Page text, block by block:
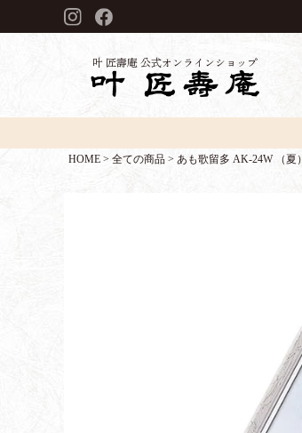
叶 匠壽庵 公式オンラインショップ
HOME 全ての商品 あも歌留多 AK-24W （夏）